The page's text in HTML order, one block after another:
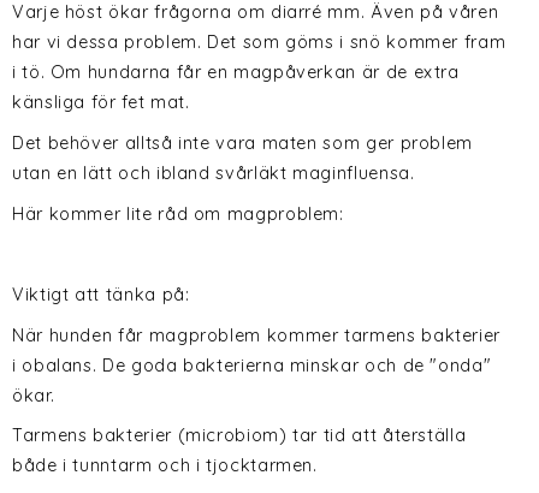
Varje höst ökar frågorna om diarré mm. Även på våren
har vi dessa problem. Det som göms i snö kommer fram
i tö. Om hundarna får en magpåverkan är de extra
känsliga för fet mat.
Det behöver alltså inte vara maten som ger problem
utan en lätt och ibland svårläkt maginfluensa.
Här kommer lite råd om magproblem:
Viktigt att tänka på:
När hunden får magproblem kommer tarmens bakterier
i obalans. De goda bakterierna minskar och de "onda"
ökar.
Tarmens bakterier (microbiom) tar tid att återställa
både i tunntarm och i tjocktarmen.